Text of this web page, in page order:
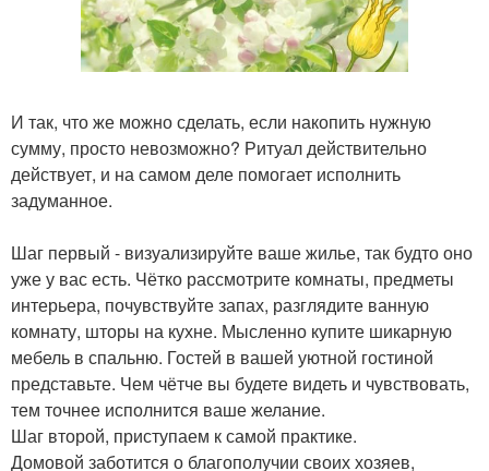
И так, что же можно сделать, если накопить нужную
сумму, просто невозможно? Ритуал действительно
действует, и на самом деле помогает исполнить
задуманное.
Шаг первый - визуализируйте ваше жилье, так будто оно
уже у вас есть. Чётко рассмотрите комнаты, предметы
интерьера, почувствуйте запах, разглядите ванную
комнату, шторы на кухне. Мысленно купите шикарную
мебель в спальню. Гостей в вашей уютной гостиной
представьте. Чем чётче вы будете видеть и чувствовать,
тем точнее исполнится ваше желание.
Шаг второй, приступаем к самой практике.
Домовой заботится о благополучии своих хозяев,